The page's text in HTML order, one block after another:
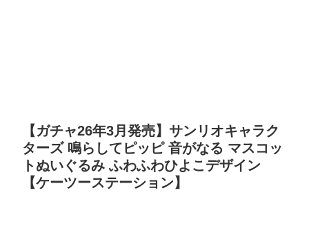
【ガチャ26年3月発売】サンリオキャラク
ターズ 鳴らしてピッピ 音がなる マスコッ
トぬいぐるみ ふわふわひよこデザイン
【ケーツーステーション】